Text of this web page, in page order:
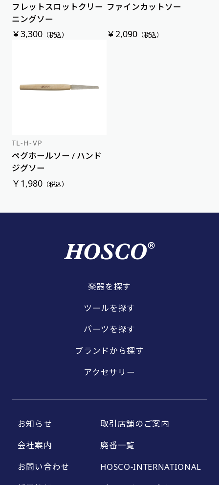
フレットスロットクリー
ニングソー
￥3,300（税込）
ファインカットソー
￥2,090 （税込）
TL-H-VP
ペグホールソー / ハンド
ジグソー
￥1,980（税込）
楽器を探す
ツールを探す
パーツを探す
ブランドから探す
アクセサリー
お知らせ
会社案内
お問い合わせ
取引店舗のご案内
廃番一覧
HOSCO-INTERNATIONAL